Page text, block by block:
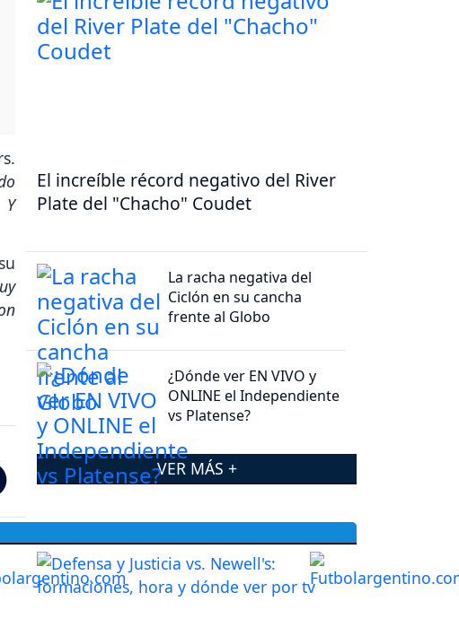
Y
El increíble récord negativo del River
Plate del "Chacho" Coudet
La racha negativa del
Ciclón en su cancha
frente al Globo
¿Dónde ver EN VIVO y
ONLINE el Independiente
vs Platense?
VER MÁS +